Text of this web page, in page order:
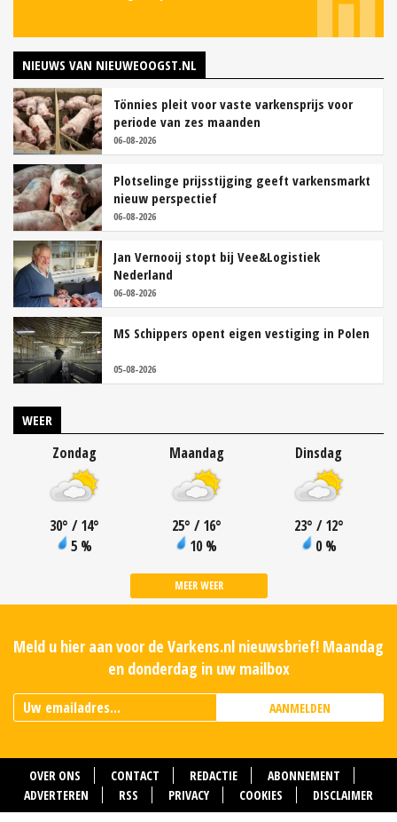
NIEUWS VAN NIEUWEOOGST.NL
Tönnies pleit voor vaste varkensprijs voor
periode van zes maanden
06-08-2026
Plotselinge prijsstijging geeft varkensmarkt
nieuw perspectief
06-08-2026
Jan Vernooij stopt bij Vee&Logistiek
Nederland
06-08-2026
MS Schippers opent eigen vestiging in Polen
05-08-2026
WEER
Zondag
30° / 14°
5 %
Maandag
25° / 16°
10 %
Dinsdag
23° / 12°
0 %
MEER WEER
Meld u hier aan voor de Varkens.nl nieuwsbrief! Maandag
en donderdag in uw mailbox
AANMELDEN
OVER ONS CONTACT REDACTIE
ABONNEMENT
ADVERTEREN
RSS PRIVACY COOKIES DISCLAIMER